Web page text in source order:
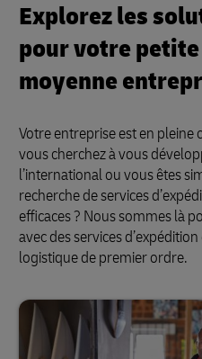
Explorez les
pour votre
moyenne
Votre entreprise est en pleine
vous cherchez à vous
l’international ou vous êtes
recherche de services
efficaces ? Nous sommes là
avec des services
logistique de premier ordre.